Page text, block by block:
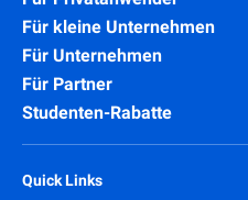
Für kleine Unternehmen
Für Unternehmen
Für Partner
Studenten-Rabatte
Quick Links